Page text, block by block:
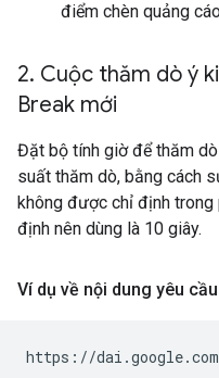
điểm chèn quảng
2. Cuộc thăm dò ý
Break mới
Đặt bộ tính giờ để thăm
suất thăm dò, bằng cách
không được chỉ định trong
định nên dùng là 10 giây.
Ví dụ về nội dung yêu cầu